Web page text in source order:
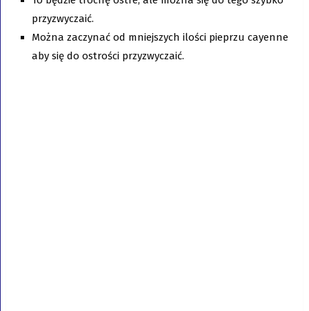
przyzwyczaić.
Można zaczynać od mniejszych ilości pieprzu cayenne
aby się do ostrości przyzwyczaić.